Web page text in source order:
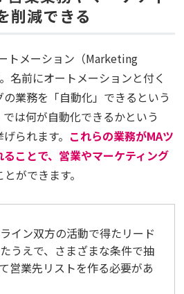
削減できる
トメーション（Marketing
名前にオートメーションと付く
業務を「自動化」できるという
は何が自動化できるかという
られます。 これらの業務がMAツ
ことで、営業やマーケティング
ができます。
イン双方の活動で得たリード
うえで、さまざまな条件で抽
営業先リストを作る必要があ